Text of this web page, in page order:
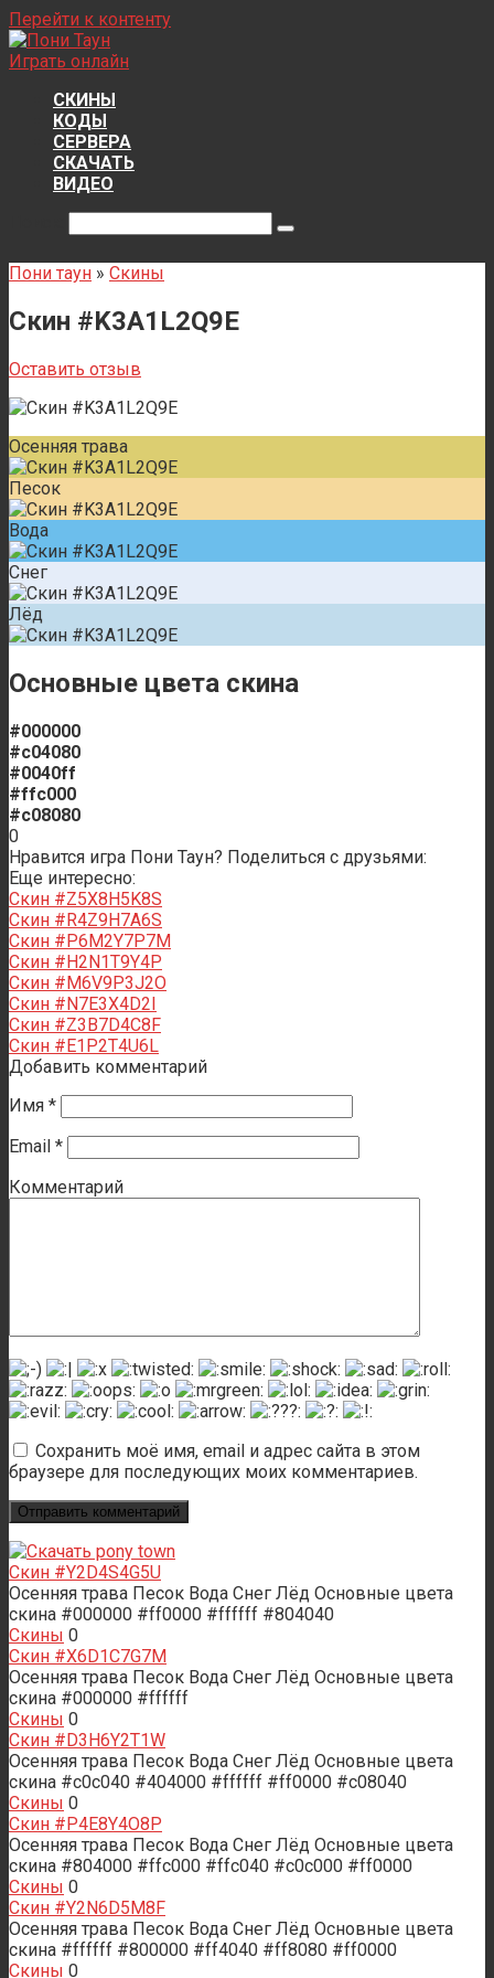
Перейти к контенту
Играть онлайн
СКИНЫ
КОДЫ
СЕРВЕРА
СКАЧАТЬ
ВИДЕО
Пони таун » Скины
Скин #K3A1L2Q9E
Оставить отзыв
Осенняя трава
Песок
Вода
Снег
Лёд
Основные цвета скина
#000000
#c04080
#0040ff
#ffc000
#c08080
0
Нравится игра Пони Таун? Поделиться с друзьями:
Еще интересно:
Скин #Z5X8H5K8S
Скин #R4Z9H7A6S
Скин #P6M2Y7P7M
Скин #H2N1T9Y4P
Скин #M6V9P3J2O
Скин #N7E3X4D2I
Скин #Z3B7D4C8F
Скин #E1P2T4U6L
Добавить комментарий
Имя *
Email *
Комментарий
Сохранить моё имя, email и адрес сайта в этом
браузере для последующих моих комментариев.
Скин #Y2D4S4G5U
Осенняя трава Песок Вода Снег Лёд Основные цвета
скина #000000 #ff0000 #ffffff #804040
Скины 0
Скин #X6D1C7G7M
Осенняя трава Песок Вода Снег Лёд Основные цвета
скина #000000 #ffffff
Скины 0
Скин #D3H6Y2T1W
Осенняя трава Песок Вода Снег Лёд Основные цвета
скина #c0c040 #404000 #ffffff #ff0000 #c08040
Скины 0
Скин #P4E8Y4O8P
Осенняя трава Песок Вода Снег Лёд Основные цвета
скина #804000 #ffc000 #ffc040 #c0c000 #ff0000
Скины 0
Скин #Y2N6D5M8F
Осенняя трава Песок Вода Снег Лёд Основные цвета
скина #ffffff #800000 #ff4040 #ff8080 #ff0000
Скины 0